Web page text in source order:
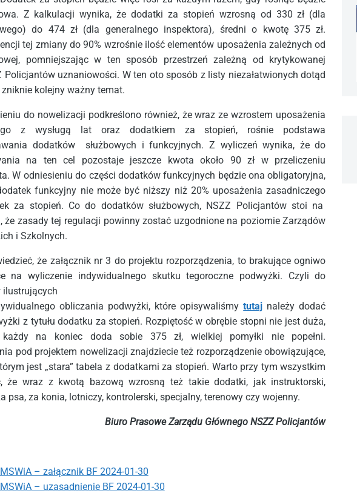
Z kalkulacji wynika, że dodatki za stopień wzrosną od 330 zł (dla
do 474 zł (dla generalnego inspektora), średni o kwotę 375 zł.
tej zmiany do 90% wzrośnie ilość elementów uposażenia zależnych od
pomniejszając w ten sposób przestrzeń zależną od krytykowanej
Policjantów uznaniowości. W ten oto sposób z listy niezałatwionych dotąd
kolejny ważny temat.
do nowelizacji podkreślono również, że wraz ze wzrostem uposażenia
z wysługą lat oraz dodatkiem za stopień, rośnie podstawa
dodatków służbowych i funkcyjnych. Z wyliczeń wynika, że do
na ten cel pozostaje jeszcze kwota około 90 zł w przeliczeniu
W odniesieniu do części dodatków funkcyjnych będzie ona obligatoryjna,
funkcyjny nie może być niższy niż 20% uposażenia zasadniczego
za stopień. Co do dodatków służbowych, NSZZ Policjantów stoi na
że zasady tej regulacji powinny zostać uzgodnione na poziomie Zarządów
i Szkolnych.
że załącznik nr 3 do projektu rozporządzenia, to brakujące ogniwo
na wyliczenie indywidualnego skutku tegoroczne podwyżki. Czyli do
ilustrujących
obliczania podwyżki, które opisywaliśmytutaj należy dodać
z tytułu dodatku za stopień. Rozpiętość w obrębie stopni nie jest duża,
na koniec doda sobie 375 zł, wielkiej pomyłki nie popełni.
pod projektem nowelizacji znajdziecie też rozporządzenie obowiązujące,
jest „stara” tabela z dodatkami za stopień. Warto przy tym wszystkim
że wraz z kwotą bazową wzrosną też takie dodatki, jak instruktorski,
psa, za konia, lotniczy, kontrolerski, specjalny, terenowy czy wojenny.
Biuro Prasowe Zarządu Głównego NSZZ Policjantów
– załącznik BF 2024-01-30
– uzasadnienie BF 2024-01-30